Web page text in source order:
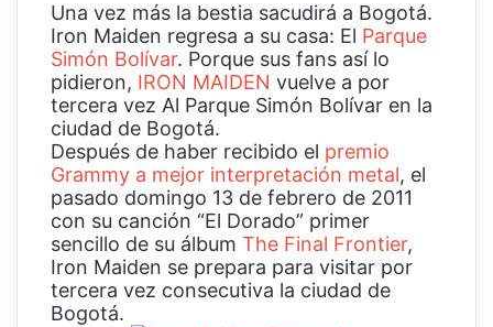
Una vez más la bestia sacudirá a Bogotá.
Iron Maiden regresa a su casa: El Parque
Simón Bolívar. Porque sus fans así lo
pidieron, IRON MAIDEN vuelve a por
tercera vez Al Parque Simón Bolívar en la
ciudad de Bogotá.
Después de haber recibido el premio
Grammy a mejor interpretación metal, el
pasado domingo 13 de febrero de 2011
con su canción “El Dorado” primer
sencillo de su álbum The Final Frontier,
Iron Maiden se prepara para visitar por
tercera vez consecutiva la ciudad de
Bogotá.